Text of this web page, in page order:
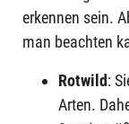
erkennen sein.
man beachten
Rotwild:
Arten.